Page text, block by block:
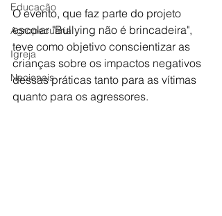
Educação
Agropecuária
Igreja
Nacionais
O evento, que faz parte do projeto
escolar "Bullying não é brincadeira",
teve como objetivo conscientizar as
crianças sobre os impactos negativos
dessas práticas tanto para as vítimas
quanto para os agressores.